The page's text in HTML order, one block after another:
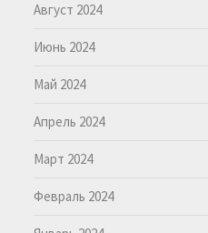
Август 2024
Июнь 2024
Май 2024
Апрель 2024
Март 2024
Февраль 2024